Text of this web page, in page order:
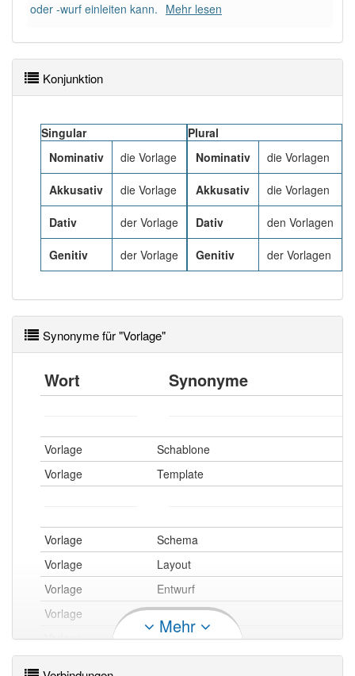
oder -wurf einleiten kann. Mehr lesen
Konjunktion
Singular
Nominativ
die Vorlage
Akkusativ die Vorlage
Dativ der Vorlage
Genitiv der Vorlage
Plural
Nominativ
die Vorlagen
Akkusativ die Vorlagen
Dativ den Vorlagen
Genitiv der Vorlagen
Synonyme für "Vorlage"
Wort Synonyme
Vorlage
Schablone
Vorlage
Template
Vorlage
Schema
Vorlage
Layout
Vorlage
Entwurf
Vorlage
Zeichnung
Vorlage
Konzeption
Mehr